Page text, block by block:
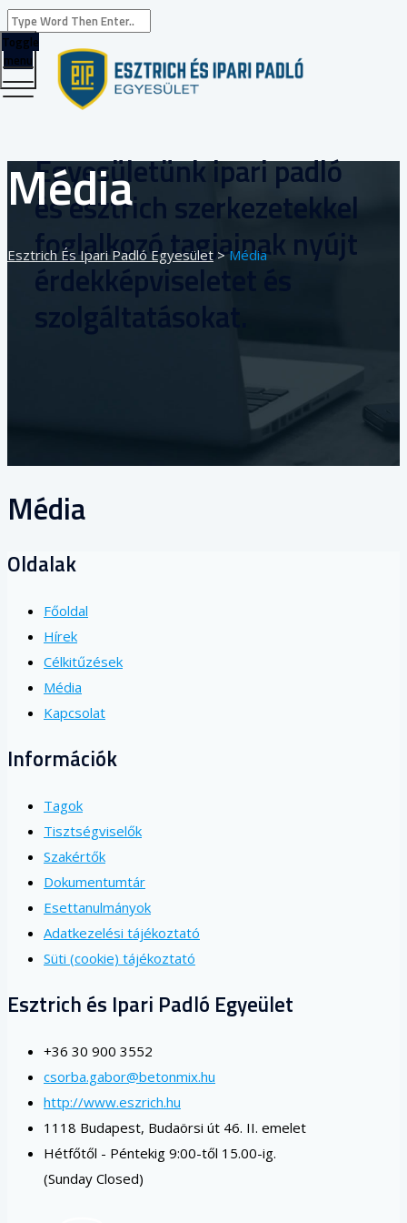
Egyesületünk ipari padló
és esztrich szerkezetekkel
foglalkozó tagjainak nyújt
érdekképviseletet és
szolgáltatásokat.
Toggle
menu
Média
Esztrich És Ipari Padló Egyesület>Média
Média
Oldalak
Főoldal
Hírek
Célkitűzések
Média
Kapcsolat
Információk
Tagok
Tisztségviselők
Szakértők
Dokumentumtár
Esettanulmányok
Adatkezelési tájékoztató
Süti (cookie) tájékoztató
Esztrich és Ipari Padló Egyeület
+36 30 900 3552
csorba.gabor@betonmix.hu
http://www.eszrich.hu
1118 Budapest, Budaörsi út 46. II. emelet
Hétfőtől - Péntekig 9:00-től 15.00-ig.
(Sunday Closed)